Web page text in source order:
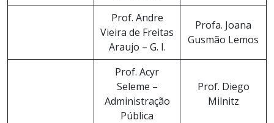
Prof. Andre
Vieira de Freitas
Araujo – G. I.
Profa. Joana
Gusmão Lemos
Prof. Acyr
Seleme –
Administração
Pública
Prof. Diego
Milnitz